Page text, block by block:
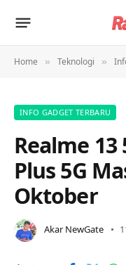
Home » Teknologi »
INFO GADGET TERBARU
Realme 13
Plus 5G
Oktober
Akar NewGate